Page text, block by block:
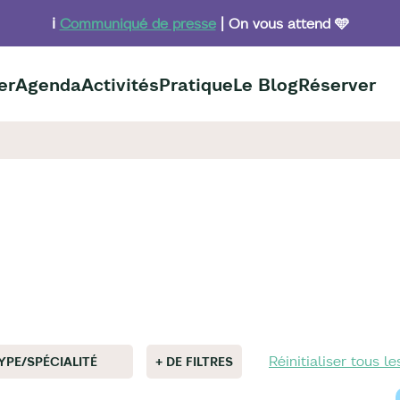
ℹ️ Communiqué de presse| On vous attend 🩵
AgendaActivitésPratiqueLe BlogRéserver
SPÉCIALITÉ + DE FILTRES Réinitialiser tous